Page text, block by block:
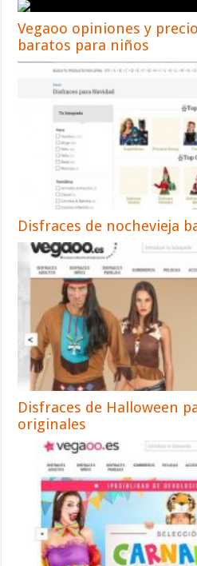
Vegaoo opiniones y
baratos para niños
Disfraces de nochevieja
Disfraces de Halloween
originales